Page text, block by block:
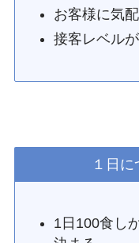
お客様に気
接客レベル
１日
1日100食し